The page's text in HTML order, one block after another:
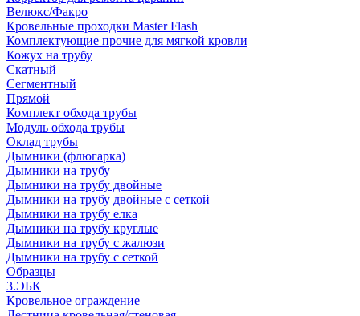
Велюкс/Факро
Кровельные проходки Master Flash
Комплектующие прочие для мягкой кровли
Кожух на трубу
Скатный
Сегментный
Прямой
Комплект обхода трубы
Модуль обхода трубы
Оклад трубы
Дымники (флюгарка)
Дымники на трубу
Дымники на трубу двoйные
Дымники на трубу двoйные с сеткой
Дымники на трубу елка
Дымники на трубу круглые
Дымники на трубу с жалюзи
Дымники на трубу с сеткой
Образцы
3.ЭБК
Кровельное ограждение